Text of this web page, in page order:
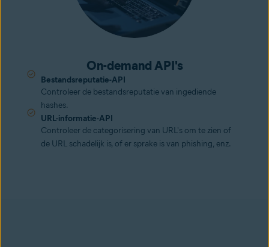
On-demand API's
Bestandsreputatie-API
Controleer de bestandsreputatie van ingediende
hashes.
URL-informatie-API
Controleer de categorisering van URL's om te zien of
de URL schadelijk is, of er sprake is van phishing, enz.